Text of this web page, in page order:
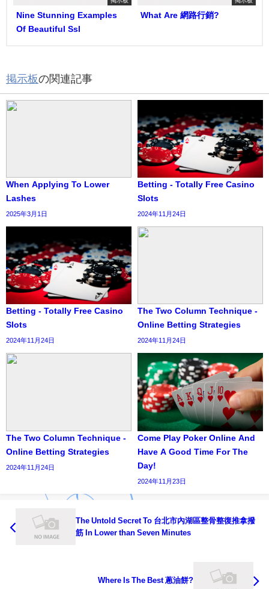
Nine Stunning Examples
Of Beautiful Ssl
What Are 網路行銷?
掲示板の関連記事
When Applying To Lower
Lashes
2025年3月1日
Betting - Totally Free Casino
Slots
2024年11月24日
Betting - Totally Free Casino
Slots
2024年11月24日
The Two Column Technique -
Online Betting Strategies
2024年11月24日
The Two Column Technique -
Online Betting Strategies
2024年11月24日
Come Play Poker Online And
Have A Good Time For The
Day!
2024年11月23日
The Untold Secret To 台北市內湖區整骨整復推拿撥
筋 In Lower than Seven Minutes
Where Is The Best 蔥油餅?